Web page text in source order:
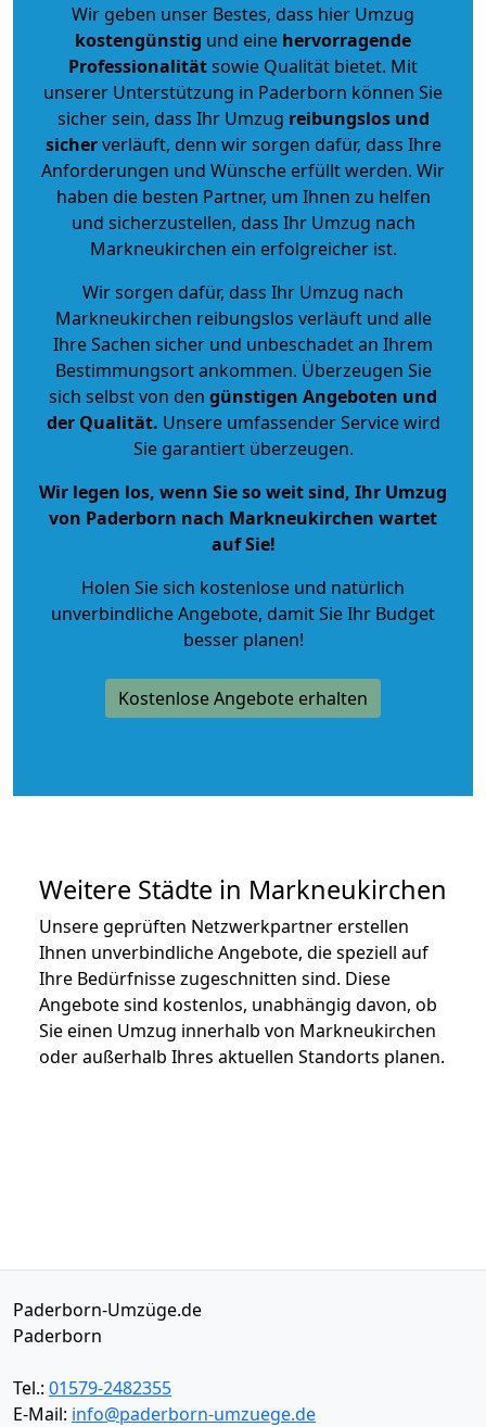
Wir geben unser Bestes, dass hier Umzug
kostengünstig und eine hervorragende
Professionalitätsowie Qualität bietet. Mit
unserer Unterstützung in Paderborn können Sie
sicher sein, dass Ihr Umzug reibungslos und
sicherverläuft, denn wir sorgen dafür, dass Ihre
Anforderungen und Wünsche erfüllt werden. Wir
haben die besten Partner, um Ihnen zu helfen
und sicherzustellen, dass Ihr Umzug nach
Markneukirchen ein erfolgreicher ist.
Wir sorgen dafür, dass Ihr Umzug nach
Markneukirchen reibungslos verläuft und alle
Ihre Sachen sicher und unbeschadet an Ihrem
Bestimmungsort ankommen. Überzeugen Sie
sich selbst von den günstigen Angeboten und
der Qualität. Unsere umfassender Service wird
Sie garantiert überzeugen.
Wir legen los, wenn Sie so weit sind, Ihr Umzug
von Paderborn nach Markneukirchen wartet
auf Sie!
Holen Sie sich kostenlose und natürlich
unverbindliche Angebote, damit Sie Ihr Budget
besser planen!
Kostenlose Angebote erhalten
Weitere Städte in Markneukirchen
Unsere geprüften Netzwerkpartner erstellen
Ihnen unverbindliche Angebote, die speziell auf
Ihre Bedürfnisse zugeschnitten sind. Diese
Angebote sind kostenlos, unabhängig davon, ob
Sie einen Umzug innerhalb von Markneukirchen
oder außerhalb Ihres aktuellen Standorts planen.
Paderborn-Umzüge.de
Paderborn
Tel.: 01579-2482355
E-Mail: info@paderborn-umzuege.de